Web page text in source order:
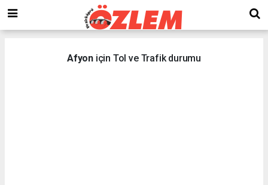
Afyon için Tol ve Trafik durumu